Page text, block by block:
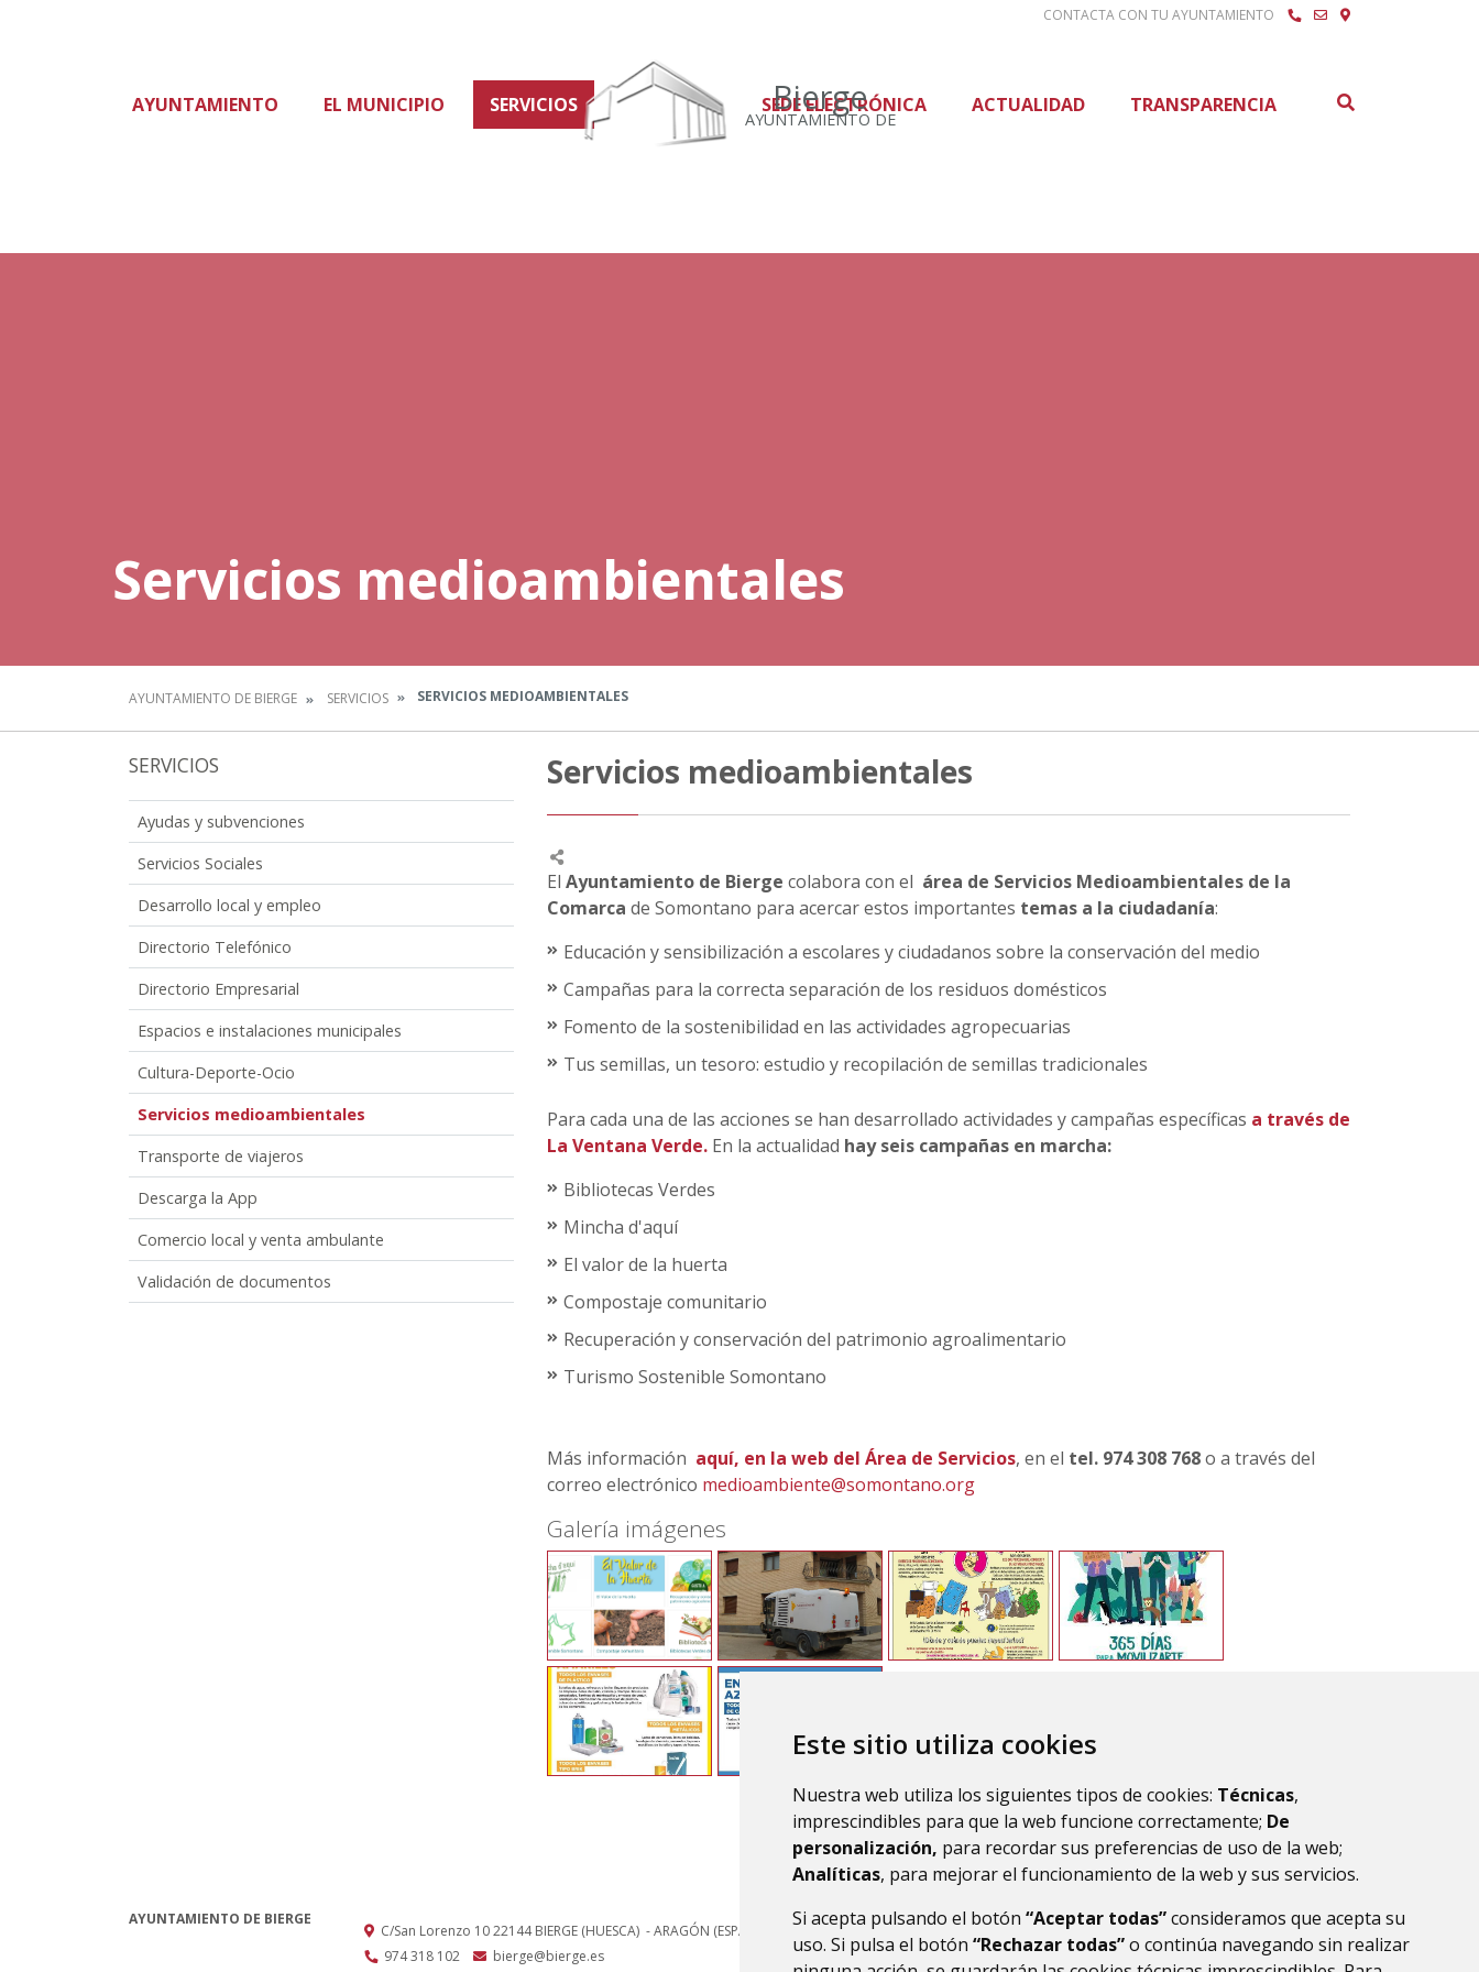
Este sitio utiliza cookies
Nuestra web utiliza los siguientes tipos de cookies: Técnicas,
imprescindibles para que la web funcione correctamente; De
personalización, para recordar sus preferencias de uso de la web;
Analíticas, para mejorar el funcionamiento de la web y sus servicios.
Si acepta pulsando el botón “Aceptar todas”consideramos que acepta su
uso. Si pulsa el botón “Rechazar todas”o continúa navegando sin realizar
CONTACTA CON TU AYUNTAMIENTO
Bierge
AYUNTAMIENTO DE
AYUNTAMIENTO EL MUNICIPIO SERVICIOS SEDE ELECTRÓNICA ACTUALIDAD TRANSPARENCIA
Servicios medioambientales
AYUNTAMIENTO DE BIERGE SERVICIOS SERVICIOS MEDIOAMBIENTALES
SERVICIOS
Ayudas y subvenciones
Servicios Sociales
Desarrollo local y empleo
Directorio Telefónico
Directorio Empresarial
Espacios e instalaciones municipales
Cultura-Deporte-Ocio
Servicios medioambientales
Transporte de viajeros
Descarga la App
Comercio local y venta ambulante
Validación de documentos
Servicios medioambientales
El Ayuntamiento de Bierge colabora con el área de Servicios Medioambientales de la
Comarca de Somontano para acercar estos importantes temas a la ciudadanía:
Educación y sensibilización a escolares y ciudadanos sobre la conservación del medio
Campañas para la correcta separación de los residuos domésticos
Fomento de la sostenibilidad en las actividades agropecuarias
Tus semillas, un tesoro: estudio y recopilación de semillas tradicionales
Para cada una de las acciones se han desarrollado actividades y campañas específicas a través de
La Ventana Verde. En la actualidad hay seis campañas en marcha:
Bibliotecas Verdes
Mincha d'aquí
El valor de la huerta
Compostaje comunitario
Recuperación y conservación del patrimonio agroalimentario
Turismo Sostenible Somontano
Más información aquí, en la web del Área de Servicios, en el tel. 974 308 768o a través del
correo electrónico medioambiente@somontano.org
Galería imágenes
AYUNTAMIENTO DE BIERGE
C/San Lorenzo 1022144 BIERGE (HUESCA) - ARAGÓN (ESPAÑA)
974 318 102
bierge@bierge.es